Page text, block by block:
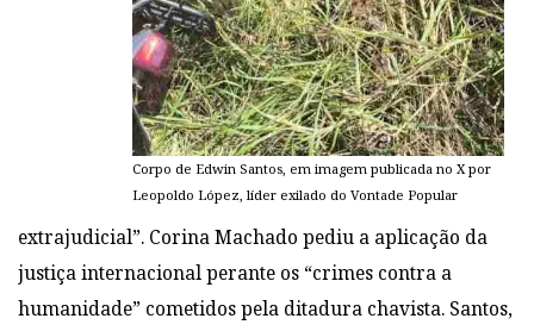
Corpo de Edwin Santos, em imagem publicada no X por
Leopoldo López, líder exilado do Vontade Popular
extrajudicial”. Corina Machado pediu a aplicação da
justiça internacional perante os “crimes contra a
humanidade” cometidos pela ditadura chavista. Santos,